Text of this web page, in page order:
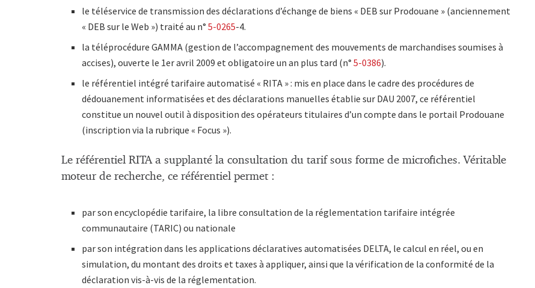
le téléservice de transmission des déclarations d’échange de biens « DEB sur Prodouane » (anciennement
« DEB sur le Web ») traité au n°5-0265-4.
la téléprocédure GAMMA (gestion de l’accompagnement des mouvements de marchandises soumises à
accises), ouverte le 1er avril 2009 et obligatoire un an plus tard (n°5-0386).
le référentiel intégré tarifaire automatisé « RITA » : mis en place dans le cadre des procédures de
dédouanement informatisées et des déclarations manuelles établie sur DAU 2007, ce référentiel
constitue un nouvel outil à disposition des opérateurs titulaires d’un compte dans le portail Prodouane
(inscription via la rubrique « Focus »).
Le référentiel RITA a supplanté la consultation du tarif sous forme de microfiches. Véritable
moteur de recherche, ce référentiel permet :
par son encyclopédie tarifaire, la libre consultation de la réglementation tarifaire intégrée
communautaire (TARIC) ou nationale
par son intégration dans les applications déclaratives automatisées DELTA, le calcul en réel, ou en
simulation, du montant des droits et taxes à appliquer, ainsi que la vérification de la conformité de la
déclaration vis-à-vis de la réglementation.